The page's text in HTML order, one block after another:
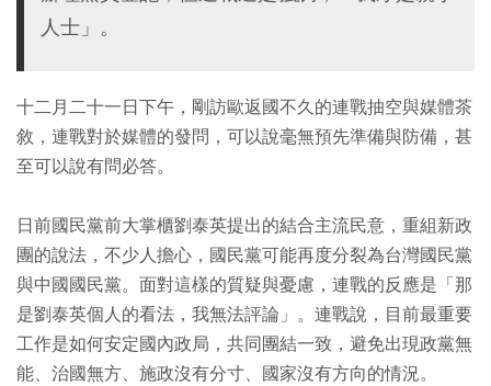
人士」。
十二月二十一日下午，剛訪歐返國不久的連戰抽空與媒體茶
敘，連戰對於媒體的發問，可以說毫無預先準備與防備，甚
至可以說有問必答。
日前國民黨前大掌櫃劉泰英提出的結合主流民意，重組新政
團的說法，不少人擔心，國民黨可能再度分裂為台灣國民黨
與中國國民黨。面對這樣的質疑與憂慮，連戰的反應是「那
是劉泰英個人的看法，我無法評論」。連戰說，目前最重要
工作是如何安定國內政局，共同團結一致，避免出現政黨無
能、治國無方、施政沒有分寸、國家沒有方向的情況。